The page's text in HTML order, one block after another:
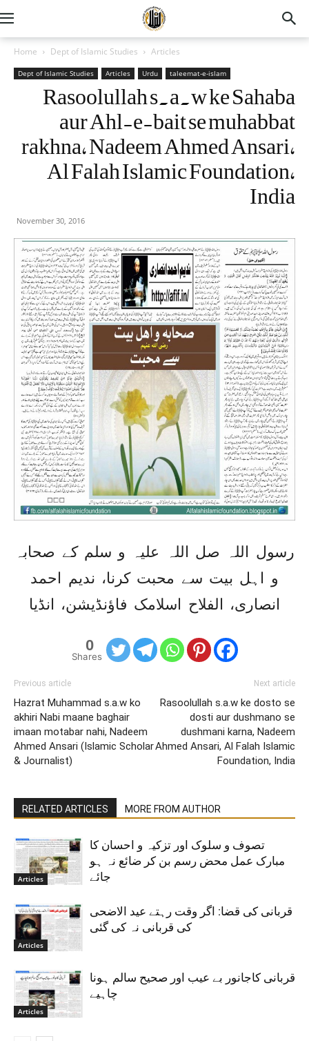
Home Dept of Islamic Studies Articles
Dept of Islamic Studies Articles Urdu taleemat-e-islam
Rasoolullah s.a.w ke Sahaba
aur Ahl-e-bait se muhabbat
rakhna, Nadeem Ahmed Ansari,
Al Falah Islamic Foundation,
India
November 30, 2016
رسول اللہ صل اللہ علیہ و سلم کے صحابہ
و اہل بیت سے محبت کرنا، ندیم احمد
انصاری، الفلاح اسلامک فاؤنڈیشن، انڈیا
0
Shares
Previous article
Hazrat Muhammad s.a.w ko
akhiri Nabi maane baghair
imaan motabar nahi, Nadeem
Ahmed Ansari (Islamic Scholar
& Journalist)
Next article
Rasoolullah s.a.w ke dosto se
dosti aur dushmano se
dushmani karna, Nadeem
Ahmed Ansari, Al Falah Islamic
Foundation, India
RELATED ARTICLES MORE FROM AUTHOR
Articles
تصوف و سلوک اور تزکیہ و احسان کا
مبارک عمل محض رسم بن کر ضائع نہ ہو
جائے
Articles
قربانی کی قضا: اگر وقت رہتے عید الاضحی
کی قربانی نہ کی گئی
Articles
قربانی کاجانور بے عیب اور صحیح سالم ہونا
چاہیے